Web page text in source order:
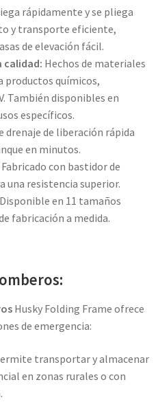
rápidamente y se pliega
y transporte eficiente,
de elevación fácil.
calidad: Hechos de materiales
productos químicos,
También disponibles en
específicos.
drenaje de liberación rápida
en minutos.
Fabricado con bastidor de
una resistencia superior.
Disponible en 11 tamaños
fabricación a medida.
Husky Folding Frame ofrece
de emergencia:
transportar y almacenar
en zonas rurales o con